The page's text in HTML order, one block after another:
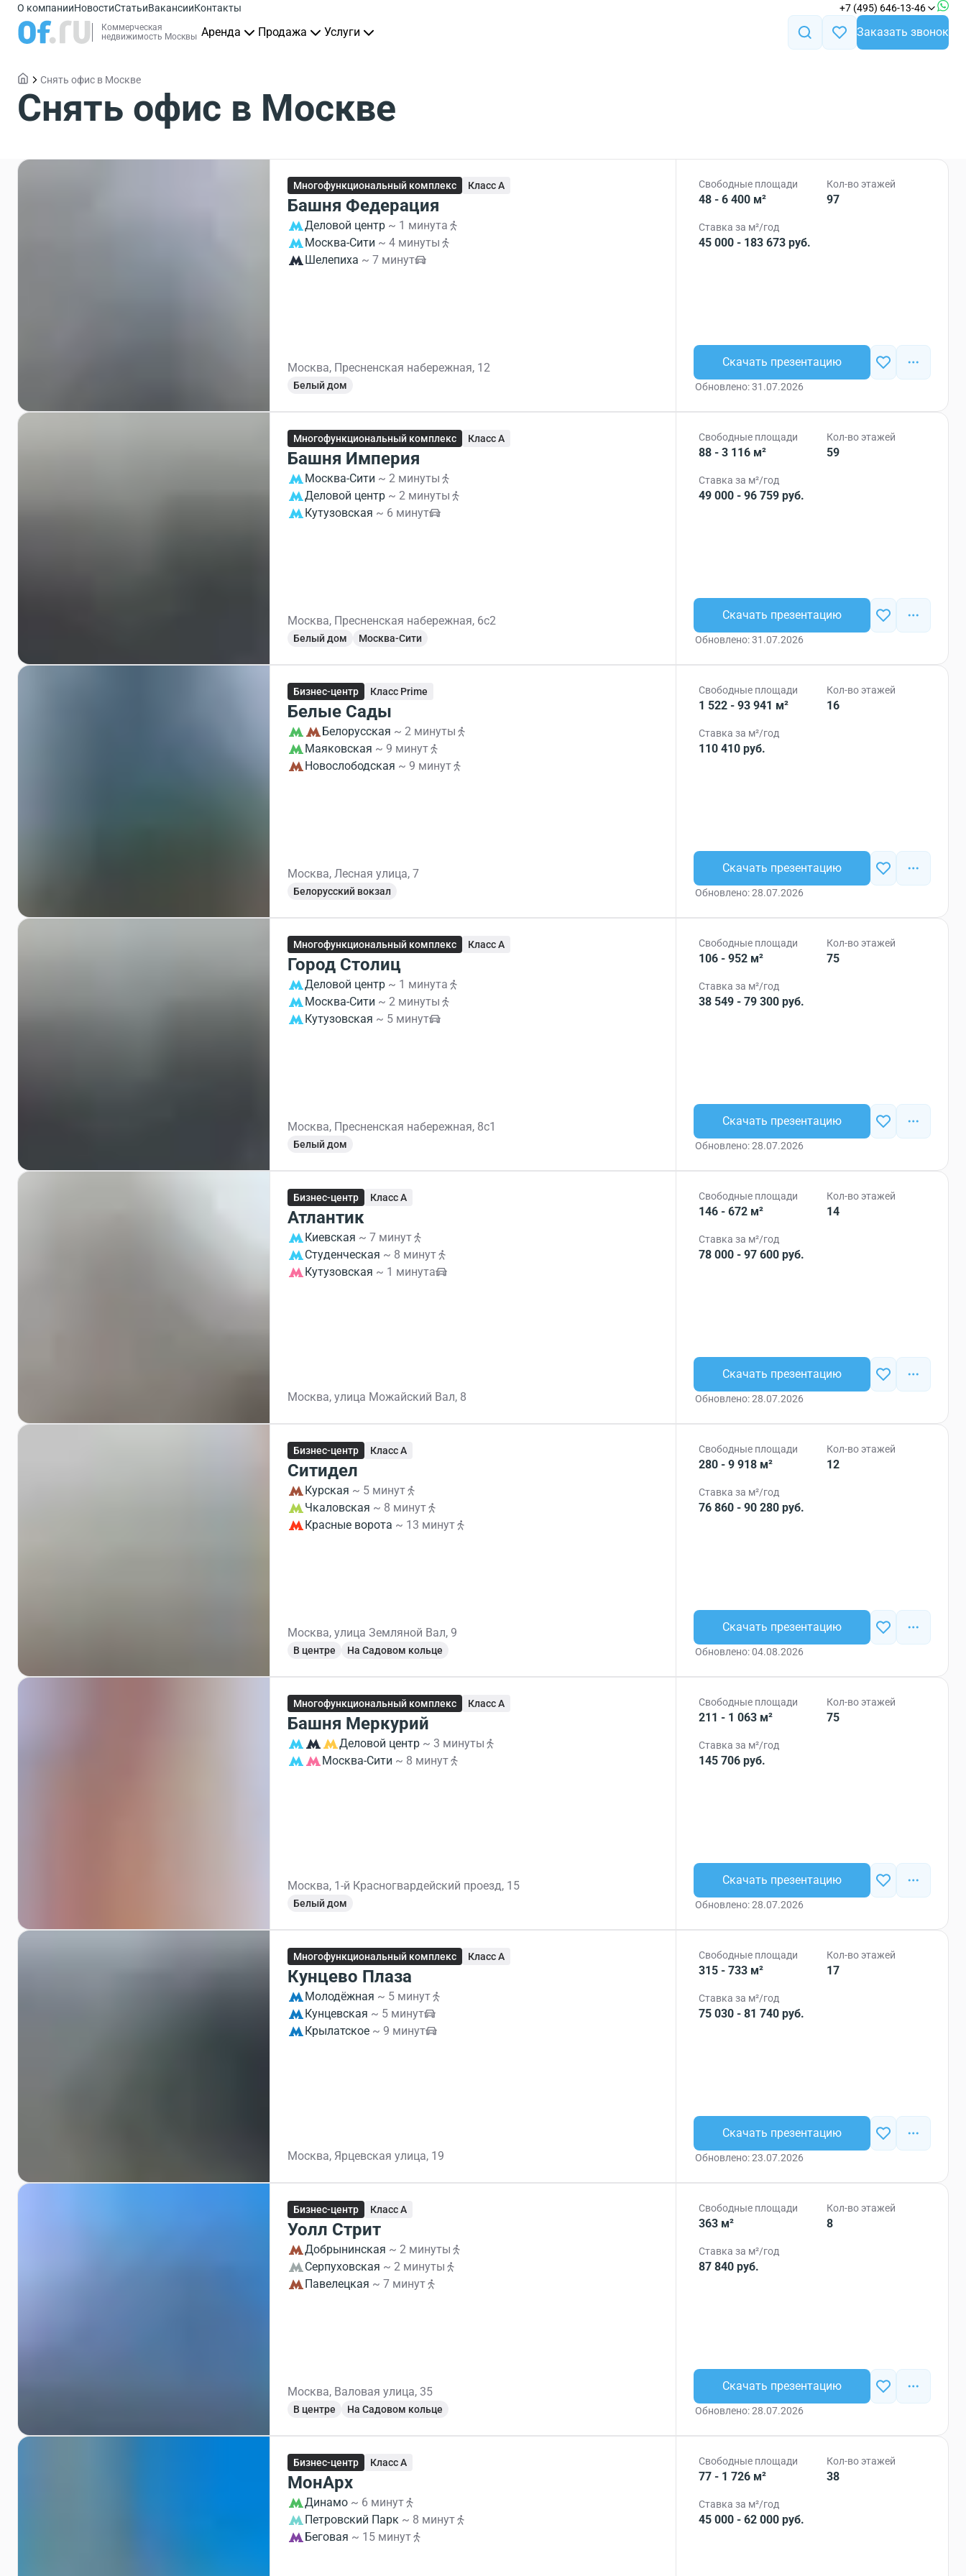
О компанииНовостиСтатьиВакансииКонтакты +7 (495) 646-13-46
Коммерческая
недвижимость Москвы Аренда Продажа Услуги Заказать звонок
Снять офис в Москве
Снять офис в Москве
Многофункциональный комплекс Класс A
Башня Федерация
Деловой центр ~ 1 минута
Москва-Сити ~ 4 минуты
Шелепиха ~ 7 минут
Москва, Пресненская набережная, 12
Белый дом
Свободные площади
48 - 6 400 м²
Кол-во этажей
97
Ставка за м²/год
45 000 - 183 673 руб.
Скачать презентацию
Обновлено: 31.07.2026
Многофункциональный комплекс Класс A
Башня Империя
Москва-Сити ~ 2 минуты
Деловой центр ~ 2 минуты
Кутузовская ~ 6 минут
Москва, Пресненская набережная, 6с2
Белый дом Москва-Сити
Свободные площади
88 - 3 116 м²
Кол-во этажей
59
Ставка за м²/год
49 000 - 96 759 руб.
Скачать презентацию
Обновлено: 31.07.2026
Бизнес-центр Класс Prime
Белые Сады
Белорусская ~ 2 минуты
Маяковская ~ 9 минут
Новослободская ~ 9 минут
Москва, Лесная улица, 7
Белорусский вокзал
Свободные площади
1 522 - 93 941 м²
Кол-во этажей
16
Ставка за м²/год
110 410 руб.
Скачать презентацию
Обновлено: 28.07.2026
Многофункциональный комплекс Класс A
Город Столиц
Деловой центр ~ 1 минута
Москва-Сити ~ 2 минуты
Кутузовская ~ 5 минут
Москва, Пресненская набережная, 8с1
Белый дом
Свободные площади
106 - 952 м²
Кол-во этажей
75
Ставка за м²/год
38 549 - 79 300 руб.
Скачать презентацию
Обновлено: 28.07.2026
Бизнес-центр Класс A
Атлантик
Киевская ~ 7 минут
Студенческая ~ 8 минут
Кутузовская ~ 1 минута
Москва, улица Можайский Вал, 8
Свободные площади
146 - 672 м²
Кол-во этажей
14
Ставка за м²/год
78 000 - 97 600 руб.
Скачать презентацию
Обновлено: 28.07.2026
Бизнес-центр Класс A
Ситидел
Курская ~ 5 минут
Чкаловская ~ 8 минут
Красные ворота ~ 13 минут
Москва, улица Земляной Вал, 9
В центре На Садовом кольце
Свободные площади
280 - 9 918 м²
Кол-во этажей
12
Ставка за м²/год
76 860 - 90 280 руб.
Скачать презентацию
Обновлено: 04.08.2026
Многофункциональный комплекс Класс A
Башня Меркурий
Деловой центр ~ 3 минуты
Москва-Сити ~ 8 минут
Москва, 1-й Красногвардейский проезд, 15
Белый дом
Свободные площади
211 - 1 063 м²
Кол-во этажей
75
Ставка за м²/год
145 706 руб.
Скачать презентацию
Обновлено: 28.07.2026
Многофункциональный комплекс Класс A
Кунцево Плаза
Молодёжная ~ 5 минут
Кунцевская ~ 5 минут
Крылатское ~ 9 минут
Москва, Ярцевская улица, 19
Свободные площади
315 - 733 м²
Кол-во этажей
17
Ставка за м²/год
75 030 - 81 740 руб.
Скачать презентацию
Обновлено: 23.07.2026
Бизнес-центр Класс A
Уолл Стрит
Добрынинская ~ 2 минуты
Серпуховская ~ 2 минуты
Павелецкая ~ 7 минут
Москва, Валовая улица, 35
В центре На Садовом кольце
Свободные площади
363 м²
Кол-во этажей
8
Ставка за м²/год
87 840 руб.
Скачать презентацию
Обновлено: 28.07.2026
Бизнес-центр Класс A
МонАрх
Динамо ~ 6 минут
Петровский Парк ~ 8 минут
Беговая ~ 15 минут
Свободные площади
77 - 1 726 м²
Кол-во этажей
38
Ставка за м²/год
45 000 - 62 000 руб.